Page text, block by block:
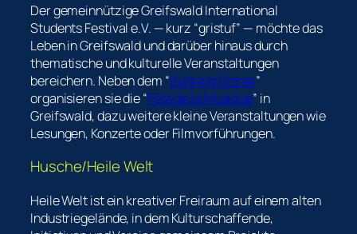
Der gemeinnützige Greifswald International
Students Festival e.V. — kurz “gristuf” — möchte das
Leben in Greifswald und darüber hinaus durch
thematische und kulturelle Veranstaltungen
bereichern. Neben dem “Running Dinner”
organisieren sie die “Fête de la Musique” in
Greifswald, dazu weitere kleine Veranstaltungen wie
Lesungen, Konzerte oder Filmvorführungen.
Husche/Heile Welt
Heile Welt ist ein kreativer Freiraum auf einem alten
Industriegelände, in dem Kulturschaffende,